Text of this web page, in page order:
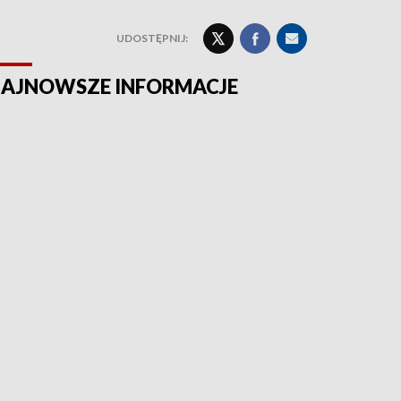
UDOSTĘPNIJ:
INFORMACJE